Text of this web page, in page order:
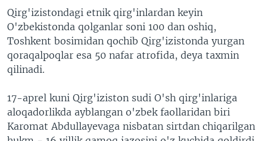
Qirg'izistondagi etnik qirg'inlardan keyin
O'zbekistonda qolganlar soni 100 dan oshiq,
Toshkent bosimidan qochib Qirg'izistonda yurgan
qoraqalpoqlar esa 50 nafar atrofida, deya taxmin
qilinadi.
17-aprel kuni Qirg'iziston sudi O'sh qirg'inlariga
aloqadorlikda ayblangan o'zbek faollaridan biri
Karomat Abdullayevaga nisbatan sirtdan chiqarilgan